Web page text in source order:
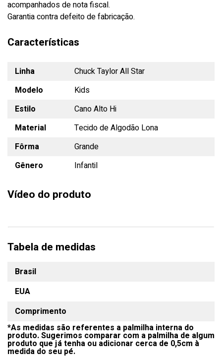
acompanhados de nota fiscal.
Garantia contra defeito de fabricação.
Características
Linha
Chuck Taylor All Star
Modelo
Kids
Estilo
Cano Alto Hi
Material
Tecido de Algodão Lona
Fôrma
Grande
Gênero
Infantil
Vídeo do produto
Tabela de medidas
Brasil
EUA
Comprimento
*As medidas são referentes a palmilha interna do
produto. Sugerimos comparar com a palmilha de algum
produto que já tenha ou adicionar cerca de 0,5cm à
medida do seu pé.